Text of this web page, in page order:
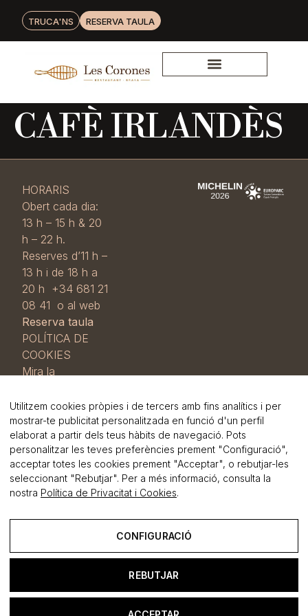
TRUCA'NS RESERVA TAULA
CAFÈ IRLANDÈS
HORARIS
Obert cada dia:
13 h – 15 h & 20
h – 22 h.
Reserves d’11 h –
13 h i de 18 h a
20 h +34 681 21
08 41 o al web
Reserva taula
POLÍTICA DE
COOKIES
Mira la
de cookies i
RGPDi la
Política de
privadesa .
foster.cat
Utilitzem cookies pròpies i de tercers amb fins analítics i per
mostrar-te publicitat personalitzada en funció d'un perfil
elaborat a partir dels teus hàbits de navegació. Pots
personalitzar les teves preferències prement "Configuració",
acceptar totes les cookies prement "Acceptar", o rebutjar-les
seleccionant "Rebutjar". Per a més informació, consulta la
nostra Política de Privacitat i Cookies.
CONFIGURACIÓ
REBUTJAR
Avís Legal
Política de Privacitat i Cookies